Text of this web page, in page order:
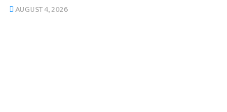
AUGUST 4, 2026